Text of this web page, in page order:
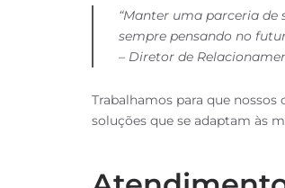
“Manter uma parceria
sempre pensando no
– Diretor de
Trabalhamos para que
soluções que se adaptam às